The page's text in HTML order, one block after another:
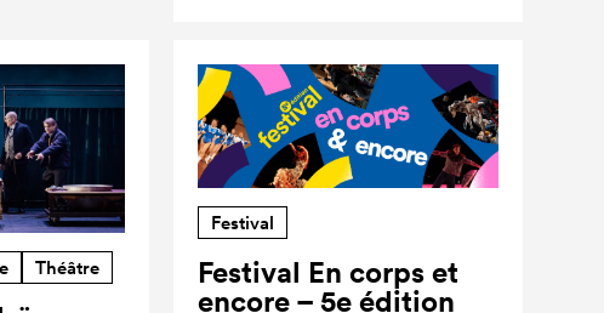
Théâtre
Festival
Festival En corps et
encore – 5e édition